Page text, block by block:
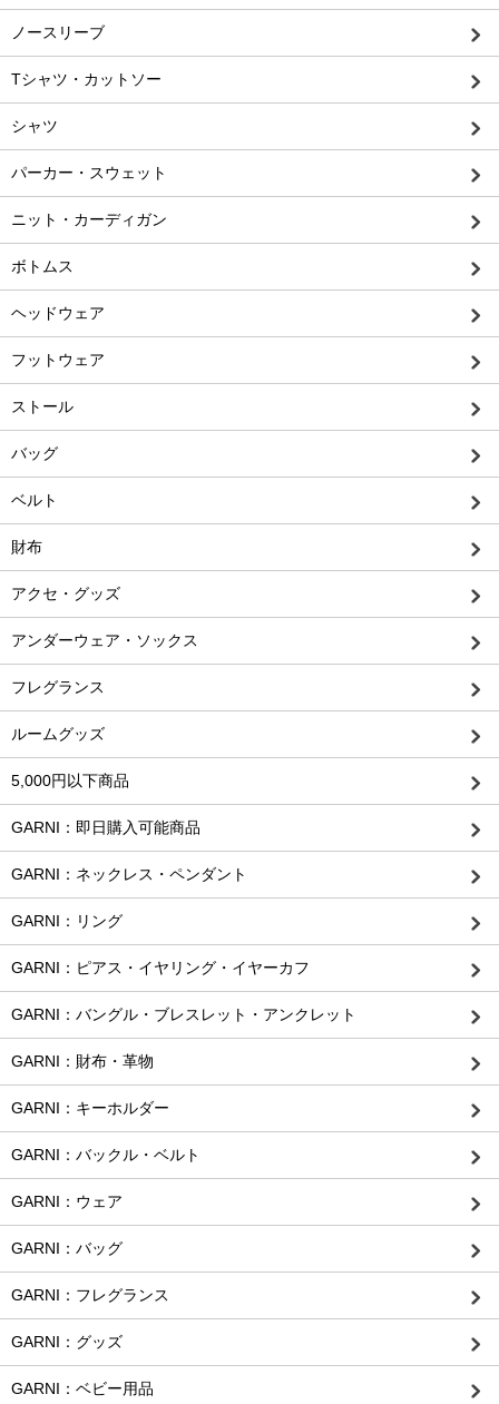
ノースリーブ
Tシャツ・カットソー
シャツ
パーカー・スウェット
ニット・カーディガン
ボトムス
ヘッドウェア
フットウェア
ストール
バッグ
ベルト
財布
アクセ・グッズ
アンダーウェア・ソックス
フレグランス
ルームグッズ
5,000円以下商品
GARNI：即日購入可能商品
GARNI：ネックレス・ペンダント
GARNI：リング
GARNI：ピアス・イヤリング・イヤーカフ
GARNI：バングル・ブレスレット・アンクレット
GARNI：財布・革物
GARNI：キーホルダー
GARNI：バックル・ベルト
GARNI：ウェア
GARNI：バッグ
GARNI：フレグランス
GARNI：グッズ
GARNI：ベビー用品